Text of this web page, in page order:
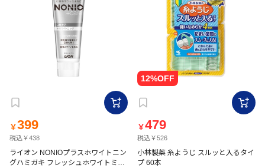
￥399
税込￥438
ライオン NONIOプラスホワイトニン
グハミガキ フレッシュホワイトミン
￥479
税込￥526
小林製薬 糸ようじ スルッと入るタイ
プ 60本